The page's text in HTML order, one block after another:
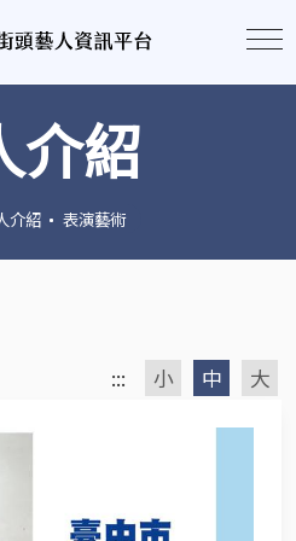
介紹
介紹 表演藝術
::: 小 中 大